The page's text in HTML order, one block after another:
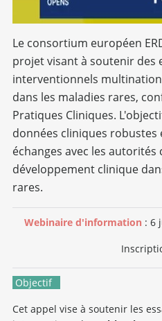
Le consortium européen
projet visant à soutenir des
interventionnels
dans les maladies rares,
Pratiques Cliniques.
données cliniques robustes
échanges avec les
développement clinique
rares.
Webinaire d'information : 6
Objectif
Cet appel vise à soutenir les